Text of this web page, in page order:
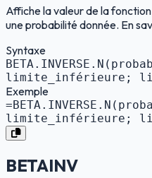
Affiche la valeur de la
une probabilité donnée. En
Syntaxe
limite_inférieure;
Exemple
limite_inférieure;
BETAINV